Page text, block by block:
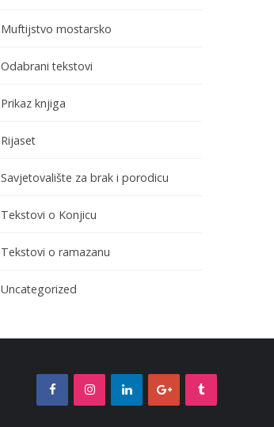
Muftijstvo mostarsko
Odabrani tekstovi
Prikaz knjiga
Rijaset
Savjetovalište za brak i porodicu
Tekstovi o Konjicu
Tekstovi o ramazanu
Uncategorized